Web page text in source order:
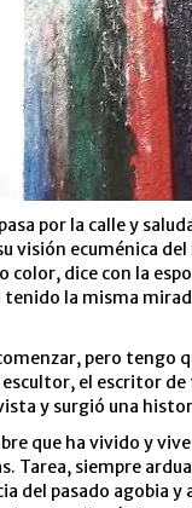
por la calle y
visión ecuménica
color, dice con la
la misma
pero tengo
el escritor
y surgió una
que ha vivido y
Tarea, siempre
del pasado agobia